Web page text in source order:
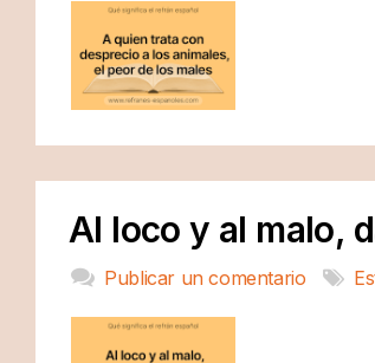
Al loco y al malo,
Publicar un comentario